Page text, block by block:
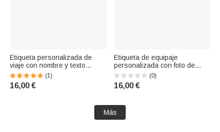
Etiqueta personalizada de
viaje con nombre y texto
Accesorio de viaje Regalo de
cumpleaños para los amantes
de los viajes Mejores amigos
(1)
16,00 €
Etiqueta de equipaje
personalizada con foto de
mascota y nombre Accesorios
de viaje Regalo de
cumpleaños para dueños de
viajes
(0)
16,00 €
Más